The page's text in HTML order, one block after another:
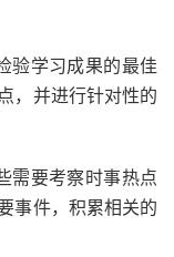
验学习成果的最佳
，并进行针对性的
需要考察时事热点
事件，积累相关的